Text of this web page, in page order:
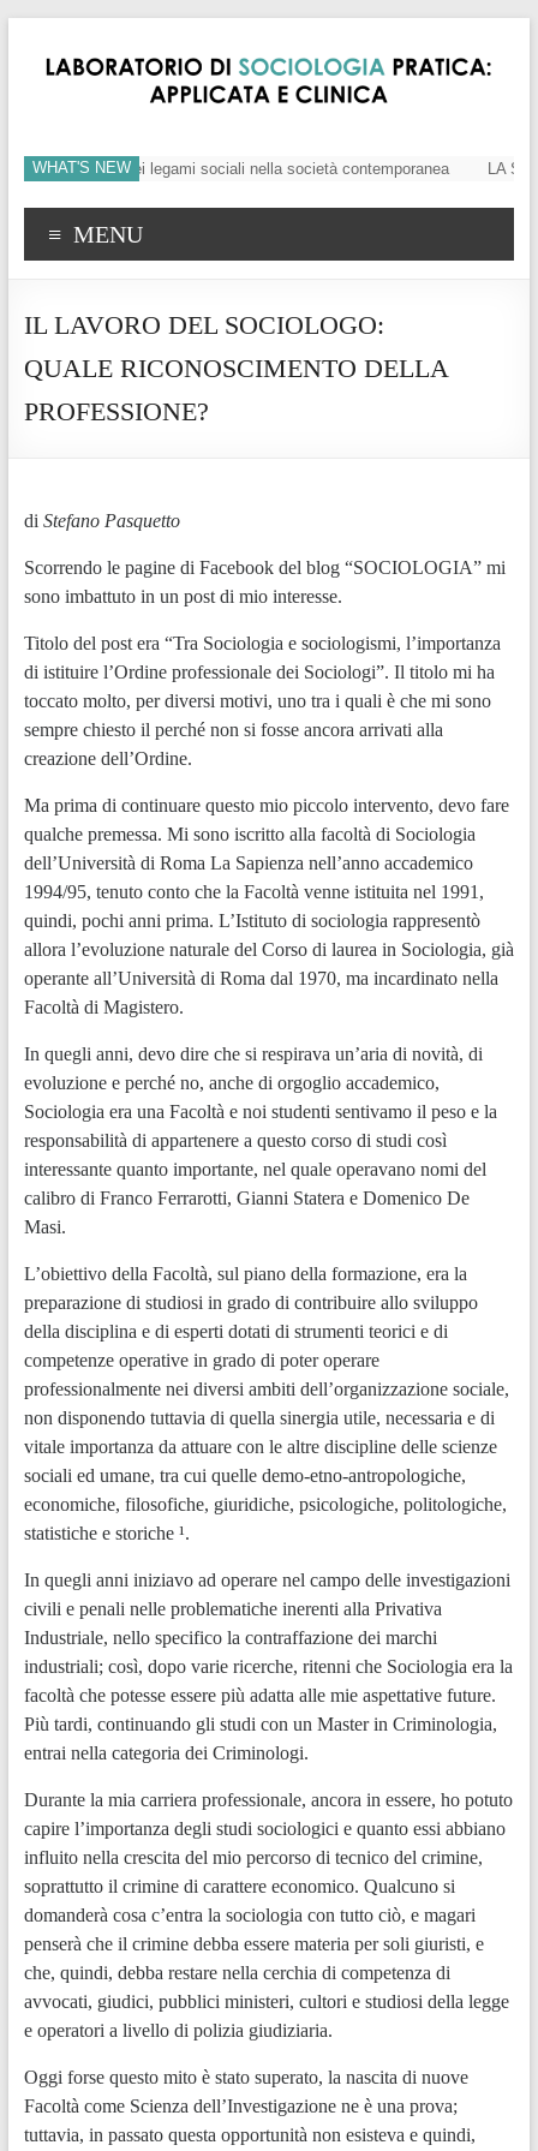
WHAT'S NEW
mutamento dei legami sociali nella società contemporanea LA
MENU
IL LAVORO DEL SOCIOLOGO:
QUALE RICONOSCIMENTO DELLA
PROFESSIONE?
di Stefano Pasquetto
Scorrendo le pagine di Facebook del blog “SOCIOLOGIA” mi
sono imbattuto in un post di mio interesse.
Titolo del post era “Tra Sociologia e sociologismi, l’importanza
di istituire l’Ordine professionale dei Sociologi”. Il titolo mi ha
toccato molto, per diversi motivi, uno tra i quali è che mi sono
sempre chiesto il perché non si fosse ancora arrivati alla
creazione dell’Ordine.
Ma prima di continuare questo mio piccolo intervento, devo fare
qualche premessa. Mi sono iscritto alla facoltà di Sociologia
dell’Università di Roma La Sapienza nell’anno accademico
1994/95, tenuto conto che la Facoltà venne istituita nel 1991,
quindi, pochi anni prima. L’Istituto di sociologia rappresentò
allora l’evoluzione naturale del Corso di laurea in Sociologia, già
operante all’Università di Roma dal 1970, ma incardinato nella
Facoltà di Magistero.
In quegli anni, devo dire che si respirava un’aria di novità, di
evoluzione e perché no, anche di orgoglio accademico,
Sociologia era una Facoltà e noi studenti sentivamo il peso e la
responsabilità di appartenere a questo corso di studi così
interessante quanto importante, nel quale operavano nomi del
calibro di Franco Ferrarotti, Gianni Statera e Domenico De
Masi.
L’obiettivo della Facoltà, sul piano della formazione, era la
preparazione di studiosi in grado di contribuire allo sviluppo
della disciplina e di esperti dotati di strumenti teorici e di
competenze operative in grado di poter operare
professionalmente nei diversi ambiti dell’organizzazione sociale,
non disponendo tuttavia di quella sinergia utile, necessaria e di
vitale importanza da attuare con le altre discipline delle scienze
sociali ed umane, tra cui quelle demo-etno-antropologiche,
economiche, filosofiche, giuridiche, psicologiche, politologiche,
statistiche e storiche ¹.
In quegli anni iniziavo ad operare nel campo delle investigazioni
civili e penali nelle problematiche inerenti alla Privativa
Industriale, nello specifico la contraffazione dei marchi
industriali; così, dopo varie ricerche, ritenni che Sociologia era la
facoltà che potesse essere più adatta alle mie aspettative future.
Più tardi, continuando gli studi con un Master in Criminologia,
entrai nella categoria dei Criminologi.
Durante la mia carriera professionale, ancora in essere, ho potuto
capire l’importanza degli studi sociologici e quanto essi abbiano
influito nella crescita del mio percorso di tecnico del crimine,
soprattutto il crimine di carattere economico. Qualcuno si
domanderà cosa c’entra la sociologia con tutto ciò, e magari
penserà che il crimine debba essere materia per soli giuristi, e
che, quindi, debba restare nella cerchia di competenza di
avvocati, giudici, pubblici ministeri, cultori e studiosi della legge
e operatori a livello di polizia giudiziaria.
Oggi forse questo mito è stato superato, la nascita di nuove
Facoltà come Scienza dell’Investigazione ne è una prova;
tuttavia, in passato questa opportunità non esisteva e quindi,